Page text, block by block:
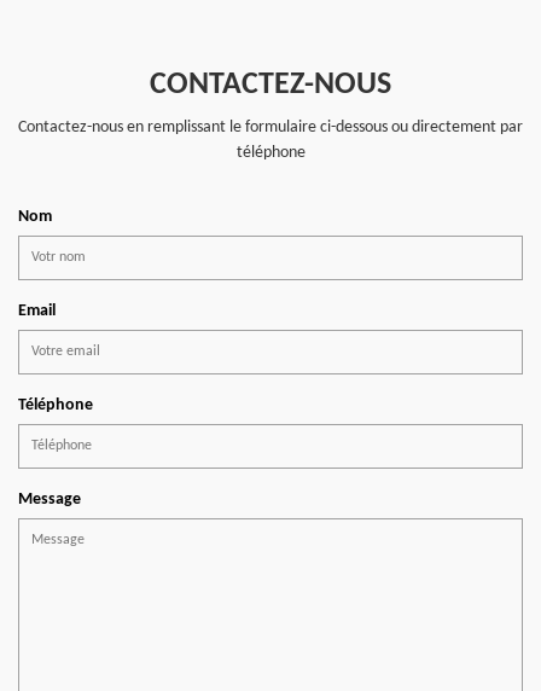
CONTACTEZ-NOUS
Contactez-nous en remplissant le formulaire ci-dessous ou directement par
téléphone
Nom
Email
Téléphone
Message